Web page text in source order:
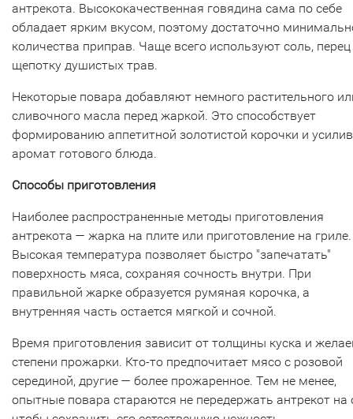
антрекота. Высококачественная говядина сама по себе
обладает ярким вкусом, поэтому достаточно
количества приправ. Чаще всего используют соль, перец
щепотку душистых трав.
Некоторые повара добавляют немного растительного
сливочного масла перед жаркой. Это способствует
формированию аппетитной золотистой корочки и
аромат готового блюда.
Способы приготовления
Наиболее распространенные методы приготовления
антрекота — жарка на плите или приготовление на гриле.
Высокая температура позволяет быстро "запечатать"
поверхность мяса, сохраняя сочность внутри. При
правильной жарке образуется румяная корочка, а
внутренняя часть остается мягкой и сочной.
Время приготовления зависит от толщины куска и
степени прожарки. Кто-то предпочитает мясо с розовой
серединой, другие — более прожаренное. Тем не менее,
опытные повара стараются не передержать антрекот на